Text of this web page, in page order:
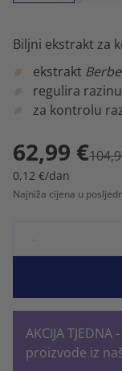
Biljni ekstrakt za
ekstrakt
regulira
za kontrolu
62,99 €
0,12 €/dan
Najniža cijena u
AKCIJA
proizvode iz